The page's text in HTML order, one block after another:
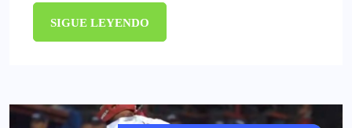
SIGUE LEYENDO